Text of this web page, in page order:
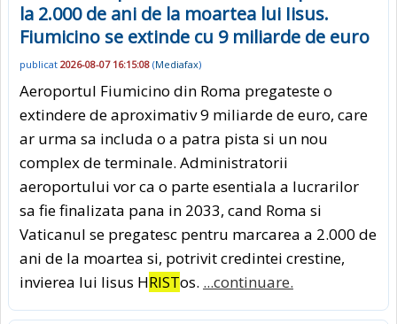
la 2.000 de ani de la moartea lui Iisus.
Fiumicino se extinde cu 9 miliarde de euro
publicat 2026-08-07 16:15:08 (Mediafax)
Aeroportul Fiumicino din Roma pregateste o
extindere de aproximativ 9 miliarde de euro, care
ar urma sa includa o a patra pista si un nou
complex de terminale. Administratorii
aeroportului vor ca o parte esentiala a lucrarilor
sa fie finalizata pana in 2033, cand Roma si
Vaticanul se pregatesc pentru marcarea a 2.000 de
ani de la moartea si, potrivit credintei crestine,
invierea lui Iisus HRISTos. ...continuare.